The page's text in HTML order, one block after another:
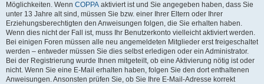
Möglichkeiten. Wenn COPPA aktiviert ist und Sie angegeben haben, dass Sie
unter 13 Jahre alt sind, müssen Sie bzw. einer Ihrer Eltern oder Ihrer
Erziehungsberechtigten den Anweisungen folgen, die Sie erhalten haben.
Wenn dies nicht der Fall ist, muss Ihr Benutzerkonto vielleicht aktiviert werden.
Bei einigen Foren müssen alle neu angemeldeten Mitglieder erst freigeschaltet
werden – entweder müssen Sie dies selbst erledigen oder ein Administrator.
Bei der Registrierung wurde Ihnen mitgeteilt, ob eine Aktivierung nötig ist oder
nicht. Wenn Sie eine E-Mail erhalten haben, folgen Sie den dort enthaltenen
Anweisungen. Ansonsten prüfen Sie, ob Sie Ihre E-Mail-Adresse korrekt